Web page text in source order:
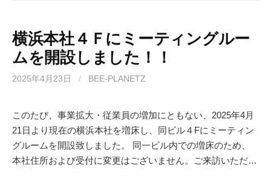
横浜本社４Ｆにミーティングルー
ムを開設しました！！
2025年4月23日 / BEE-PLANETZ
このたび、事業拡大・従業員の増加にともない、2025年4月
21日より現在の横浜本社を増床し、同ビル４Fにミーティン
グルームを開設致しました。 同一ビル内での増床のため、
本社住所および受付に変更はございません。ご来訪いただ…